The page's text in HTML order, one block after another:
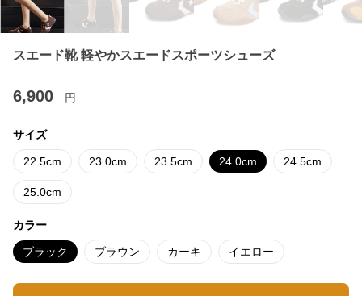
スエード靴 軽やかスエードスポーツシューズ
6,900 円
サイズ
22.5cm 23.0cm 23.5cm 24.0cm 24.5cm
25.0cm
カラー
ブラック ブラウン カーキ イエロー